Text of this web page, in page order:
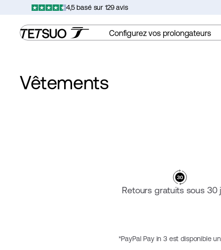
contenu
4,5 basé sur 129 avis
Configurez vos prolongateurs
Vêtements
Retours gratuits sous 30
*PayPal Pay in 3 est disponible